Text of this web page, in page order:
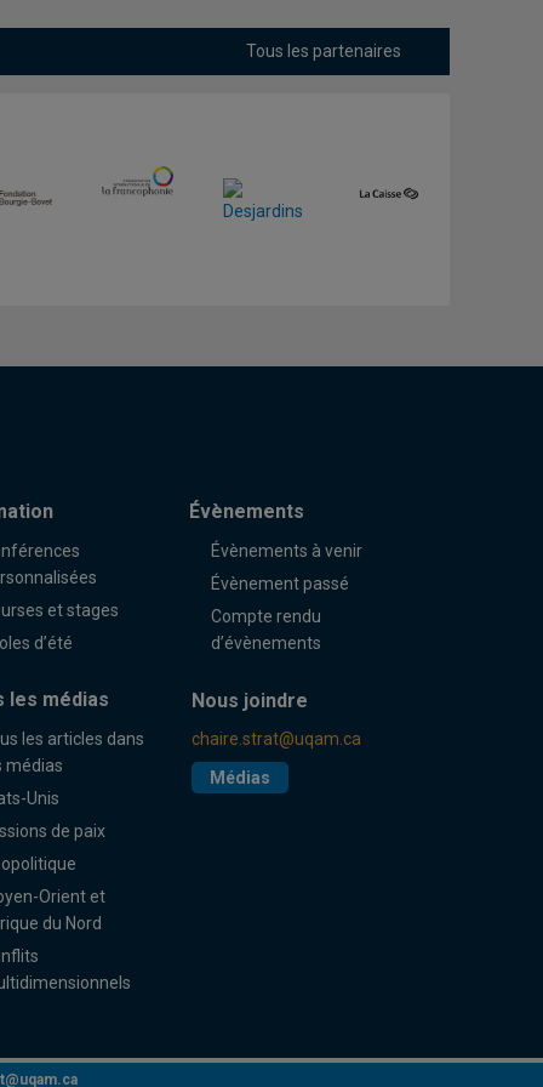
Tous les partenaires
et stages
d’été
Évènements
Évènements à venir
Évènement passé
Compte rendu
d’évènements
les médias
les articles dans
médias
Unis
de paix
Orient et
du Nord
Nous joindre
chaire.strat@uqam.ca
Médias